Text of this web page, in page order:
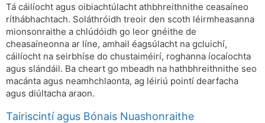
Tá cáilíocht agus oibiachtúlacht athbhreithnithe ceasaíneo
ríthábhachtach. Soláthróidh treoir den scoth léirmheasanna
mionsonraithe a chlúdóidh go leor gnéithe de
cheasaíneonna ar líne, amhail éagsúlacht na gcluichí,
cáilíocht na seirbhíse do chustaiméirí, roghanna íocaíochta
agus slándáil. Ba cheart go mbeadh na hathbhreithnithe seo
macánta agus neamhchlaonta, ag léiriú pointí dearfacha
agus diúltacha araon.
Tairiscintí agus Bónais Nuashonraithe